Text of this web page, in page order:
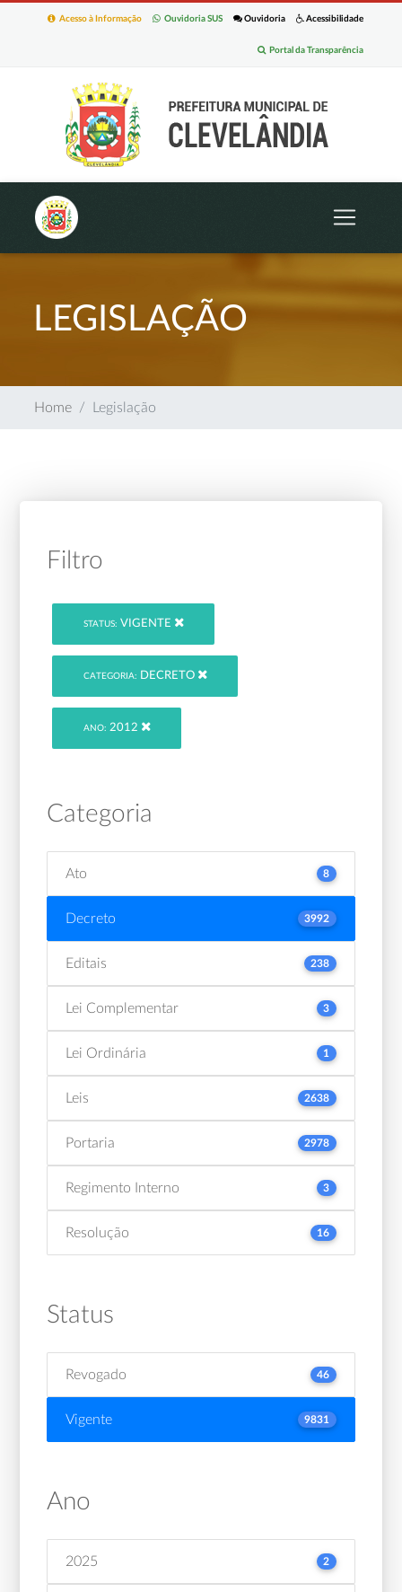
Acessibilidade
Ouvidoria
Ouvidoria SUS
Acesso à Informação
Portal da Transparência
LEGISLAÇÃO
Home Legislação
Filtro
STATUS: VIGENTE
CATEGORIA: DECRETO
ANO: 2012
Categoria
Ato 8
Decreto 3992
Editais 238
Lei Complementar 3
Lei Ordinária 1
Leis 2638
Portaria 2978
Regimento Interno 3
Resolução 16
Status
Revogado 46
Vigente 9831
Ano
2025 2